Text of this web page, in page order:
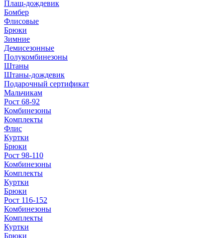
Плащ-дождевик
Бомбер
Флисовые
Брюки
Зимние
Демисезонные
Полукомбинезоны
Штаны
Штаны-дождевик
Подарочный сертификат
Мальчикам
Рост 68-92
Комбинезоны
Комплекты
Флис
Куртки
Брюки
Рост 98-110
Комбинезоны
Комплекты
Куртки
Брюки
Рост 116-152
Комбинезоны
Комплекты
Куртки
Брюки